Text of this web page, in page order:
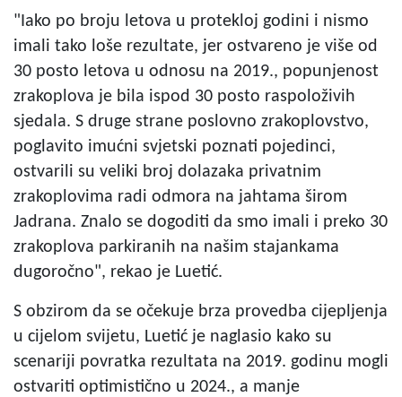
"Iako po broju letova u protekloj godini i nismo
imali tako loše rezultate, jer ostvareno je više od
30 posto letova u odnosu na 2019., popunjenost
zrakoplova je bila ispod 30 posto raspoloživih
sjedala. S druge strane poslovno zrakoplovstvo,
poglavito imućni svjetski poznati pojedinci,
ostvarili su veliki broj dolazaka privatnim
zrakoplovima radi odmora na jahtama širom
Jadrana. Znalo se dogoditi da smo imali i preko 30
zrakoplova parkiranih na našim stajankama
dugoročno", rekao je Luetić.
S obzirom da se očekuje brza provedba cijepljenja
u cijelom svijetu, Luetić je naglasio kako su
scenariji povratka rezultata na 2019. godinu mogli
ostvariti optimistično u 2024., a manje